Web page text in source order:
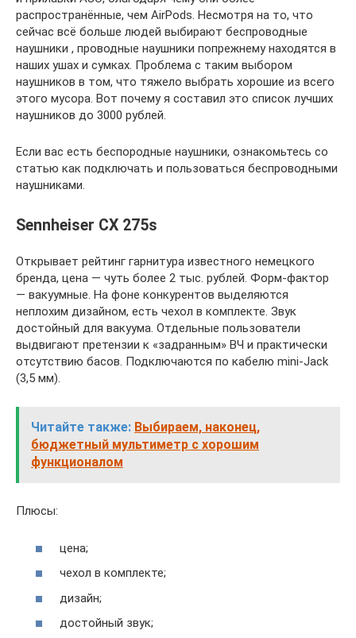
распространённые, чем AirPods. Несмотря на то, что
сейчас всё больше людей выбирают беспроводные
наушники , проводные наушники попрежнему находятся в
наших ушах и сумках. Проблема с таким выбором
наушников в том, что тяжело выбрать хорошие из всего
этого мусора. Вот почему я составил это список лучших
наушников до 3000 рублей.
Если вас есть беспородные наушники, ознакомьтесь со
статью как подключать и пользоваться беспроводными
наушниками.
Sennheiser CX 275s
Открывает рейтинг гарнитура известного немецкого
бренда, цена — чуть более 2 тыс. рублей. Форм-фактор
— вакуумные. На фоне конкурентов выделяются
неплохим дизайном, есть чехол в комплекте. Звук
достойный для вакуума. Отдельные пользователи
выдвигают претензии к «задранным» ВЧ и практически
отсутствию басов. Подключаются по кабелю mini-Jack
(3,5 мм).
Читайте также: Выбираем, наконец,
бюджетный мультиметр с хорошим
функционалом
Плюсы:
цена;
чехол в комплекте;
дизайн;
достойный звук;